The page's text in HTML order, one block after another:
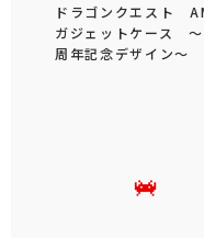
ドラゴンクエスト
ガジェットケース
周年記念デザイン～